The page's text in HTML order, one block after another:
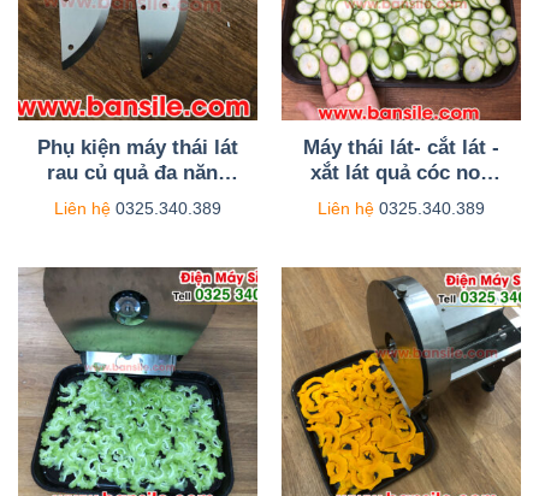
Phụ kiện máy thái lát
rau củ quả đa năng
chạy điện AL08
Liên hệ 0325.340.389
Máy thái lát- cắt lát -
xắt lát quả cóc non
thành từng lát mỏng
từ 0 -1cm
Liên hệ 0325.340.389